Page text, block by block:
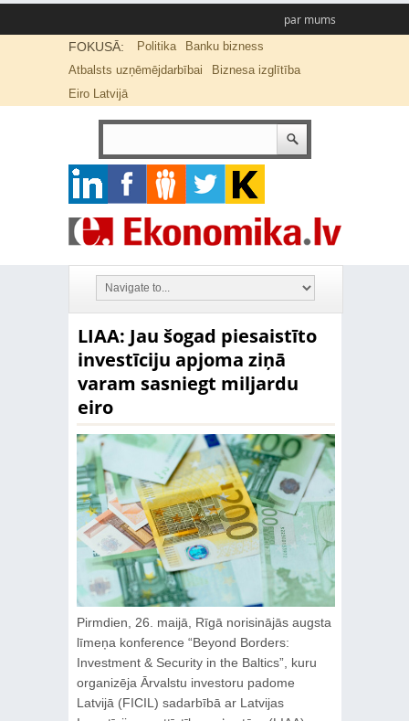
par mums
FOKUSĀ: Politika
Banku bizness
Atbalsts uzņēmējdarbībai
Biznesa izglītība
Eiro Latvijā
LIAA: Jau šogad piesaistīto
investīciju apjoma ziņā
varam sasniegt miljardu
eiro
Pirmdien, 26. maijā, Rīgā norisinājās augsta
līmeņa konference “Beyond Borders:
Investment & Security in the Baltics”, kuru
organizēja Ārvalstu investoru padome
Latvijā (FICIL) sadarbībā ar Latvijas